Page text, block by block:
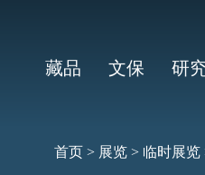
藏品 文保 研
首页 > 展览 > 临时展览